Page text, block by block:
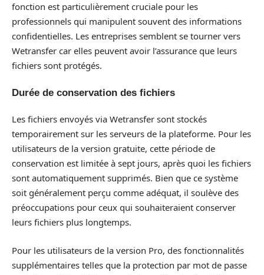
fonction est particulièrement cruciale pour les
professionnels qui manipulent souvent des informations
confidentielles. Les entreprises semblent se tourner vers
Wetransfer car elles peuvent avoir l’assurance que leurs
fichiers sont protégés.
Durée de conservation des fichiers
Les fichiers envoyés via Wetransfer sont stockés
temporairement sur les serveurs de la plateforme. Pour les
utilisateurs de la version gratuite, cette période de
conservation est limitée à sept jours, après quoi les fichiers
sont automatiquement supprimés. Bien que ce système
soit généralement perçu comme adéquat, il soulève des
préoccupations pour ceux qui souhaiteraient conserver
leurs fichiers plus longtemps.
Pour les utilisateurs de la version Pro, des fonctionnalités
supplémentaires telles que la protection par mot de passe